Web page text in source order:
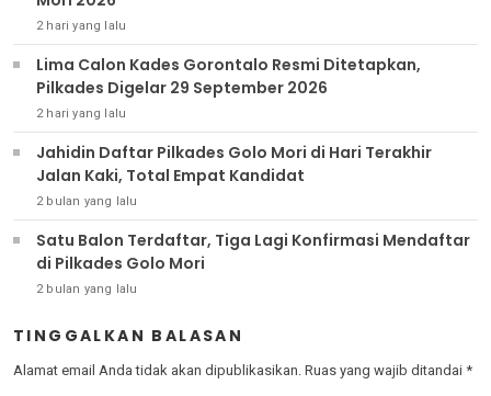
2 hari yang lalu
Lima Calon Kades Gorontalo Resmi Ditetapkan,
Pilkades Digelar 29 September 2026
2 hari yang lalu
Jahidin Daftar Pilkades Golo Mori di Hari Terakhir
Jalan Kaki, Total Empat Kandidat
2 bulan yang lalu
Satu Balon Terdaftar, Tiga Lagi Konfirmasi Mendaftar
di Pilkades Golo Mori
2 bulan yang lalu
TINGGALKAN BALASAN
Alamat email Anda tidak akan dipublikasikan. Ruas yang wajib ditandai *